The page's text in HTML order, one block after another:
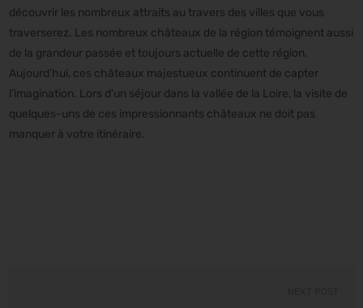
découvrir les nombreux attraits au travers des villes que vous
traverserez. Les nombreux châteaux de la région témoignent aussi
de la grandeur passée et toujours actuelle de cette région.
Aujourd’hui, ces châteaux majestueux continuent de capter
l’imagination. Lors d’un séjour dans la vallée de la Loire, la visite de
quelques-uns de ces impressionnants châteaux ne doit pas
manquer à votre itinéraire.